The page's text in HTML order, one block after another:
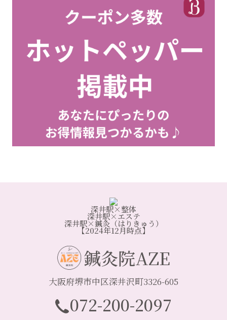
深井駅×整体
深井駅×エステ
深井駅×鍼灸（はりきゅう）
【2024年12月時点】
鍼灸院AZE
大阪府堺市中区深井沢町3326-605
072-200-2097